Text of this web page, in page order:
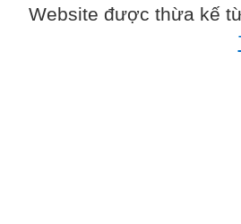
Website được thừa kế